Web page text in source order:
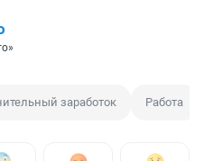
заработок Работа